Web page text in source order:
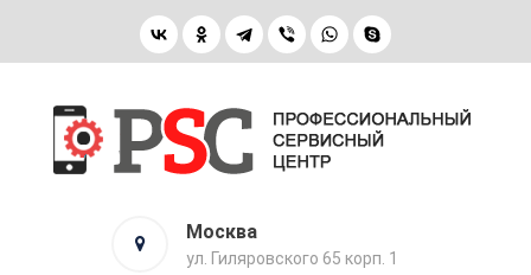
Москва
ул. Гиляровского 65 корп. 1